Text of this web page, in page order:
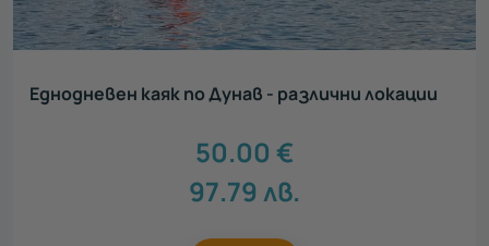
Еднодневен каяк по Дунав - различни локации
50.00 €
97.79 лв.